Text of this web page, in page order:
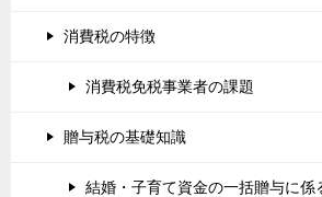
消費税の特徴
消費税免税事業者の課題
贈与税の基礎知識
結婚・子育て資金の一括贈与に係